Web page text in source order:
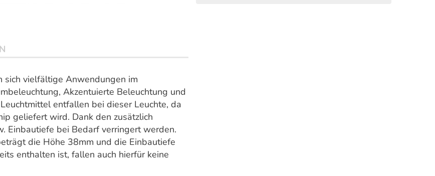
sich vielfältige Anwendungen im
Akzentuierte Beleuchtung und
entfallen bei dieser Leuchte, da
geliefert wird. Dank den zusätzlich
Einbautiefe bei Bedarf verringert werden.
die Höhe 38mm und die Einbautiefe
enthalten ist, fallen auch hierfür keine